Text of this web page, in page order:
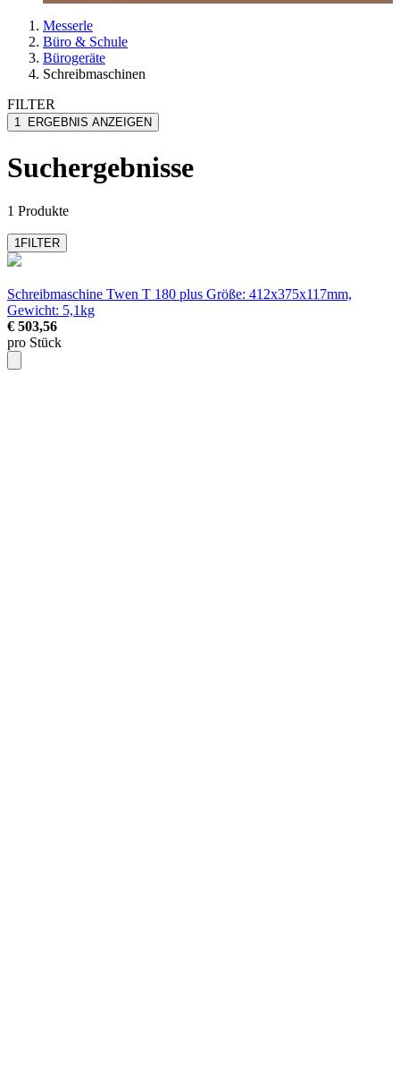
Messerle
Büro & Schule
Bürogeräte
Schreibmaschinen
FILTER
1 ERGEBNIS ANZEIGEN
Suchergebnisse
1 Produkte
1FILTER
Schreibmaschine Twen T 180 plus Größe: 412x375x117mm,
Gewicht: 5,1kg
€ 503,56
pro Stück